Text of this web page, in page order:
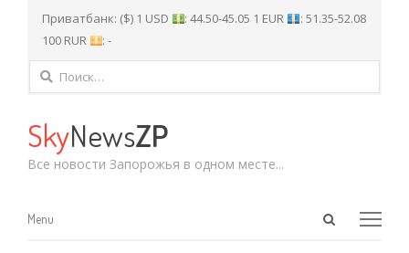
Приватбанк: ($) 1 USD : 44.50-45.05 1 EUR
: 51.35-52.08
100 RUR
: -
Найти:
SkyNewsZP
Все новости Запорожья в одном месте...
Open
Menu
Menu